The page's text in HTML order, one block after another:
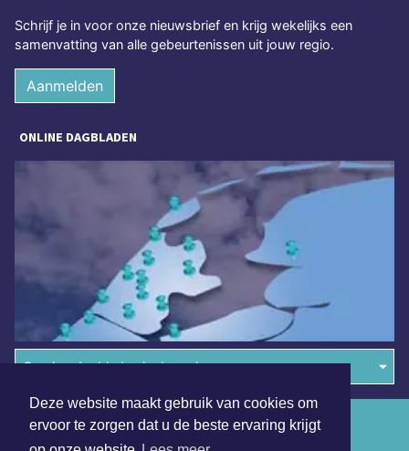
Deze website maakt gebruik van cookies om
ervoor te zorgen dat u de beste ervaring krijgt
Schrijf je in voor onze nieuwsbrief en krijg wekelijks een
samenvatting van alle gebeurtenissen uit jouw regio.
Aanmelden
ONLINE DAGBLADEN
Overige dagbladen in de regio
Algemene voorwaarden